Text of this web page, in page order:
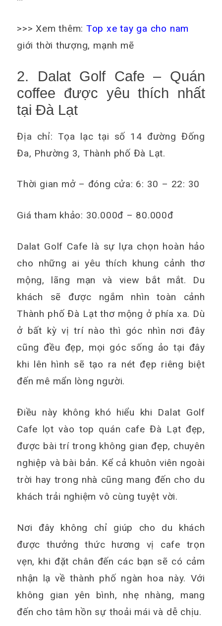
>>> Xem thêm: Top xe tay ga cho nam
giới thời thượng, mạnh mẽ
2. Dalat Golf Cafe – Quán
coffee được yêu thích nhất
tại Đà Lạt
Địa chỉ: Tọa lạc tại số 14 đường Đống
Đa, Phường 3, Thành phố Đà Lạt.
Thời gian mở – đóng cửa: 6: 30 – 22: 30
Giá tham khảo: 30.000đ – 80.000đ
Dalat Golf Cafe là sự lựa chọn hoàn hảo
cho những ai yêu thích khung cảnh thơ
mộng, lãng mạn và view bắt mắt. Du
khách sẽ được ngắm nhìn toàn cảnh
Thành phố Đà Lạt thơ mộng ở phía xa. Dù
ở bất kỳ vị trí nào thì góc nhìn nơi đây
cũng đều đẹp, mọi góc sống ảo tại đây
khi lên hình sẽ tạo ra nét đẹp riêng biệt
đến mê mẩn lòng người.
Điều này không khó hiểu khi Dalat Golf
Cafe lọt vào top quán cafe Đà Lạt đẹp,
được bài trí trong không gian đẹp, chuyên
nghiệp và bài bản. Kể cả khuôn viên ngoài
trời hay trong nhà cũng mang đến cho du
khách trải nghiệm vô cùng tuyệt vời.
Nơi đây không chỉ giúp cho du khách
được thưởng thức hương vị cafe trọn
vẹn, khi đặt chân đến các bạn sẽ có cảm
nhận lạ về thành phố ngàn hoa này. Với
không gian yên bình, nhẹ nhàng, mang
đến cho tâm hồn sự thoải mái và dễ chịu.